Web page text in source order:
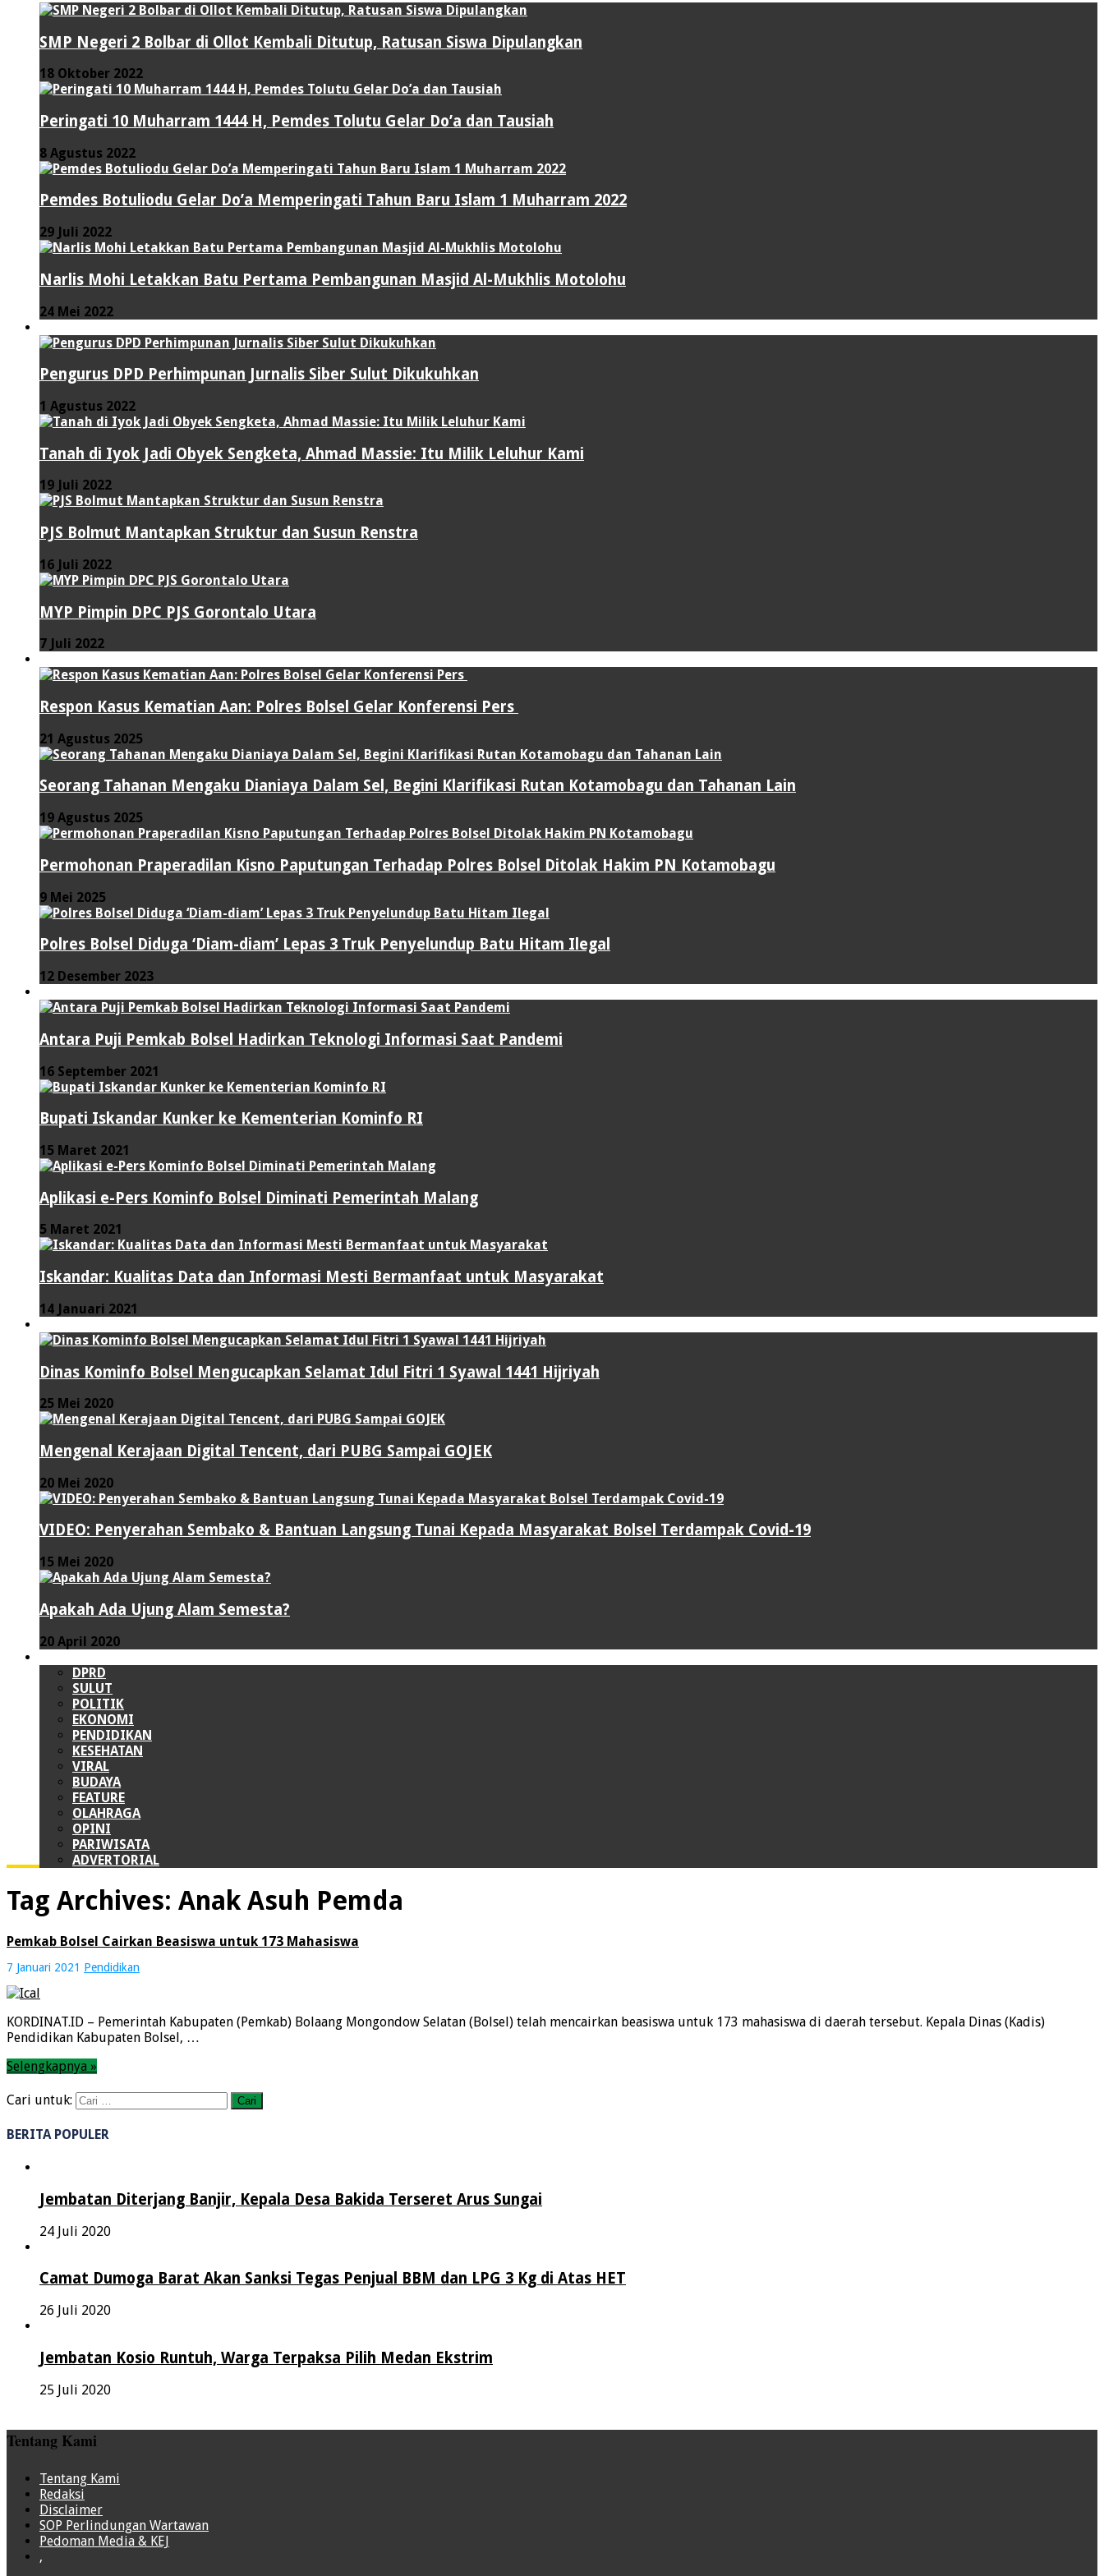
SMP Negeri 2 Bolbar di Ollot Kembali Ditutup, Ratusan Siswa Dipulangkan
18 Oktober 2022
Peringati 10 Muharram 1444 H, Pemdes Tolutu Gelar Do’a dan Tausiah
8 Agustus 2022
Pemdes Botuliodu Gelar Do’a Memperingati Tahun Baru Islam 1 Muharram 2022
29 Juli 2022
Narlis Mohi Letakkan Batu Pertama Pembangunan Masjid Al-Mukhlis Motolohu
24 Mei 2022
Pengurus DPD Perhimpunan Jurnalis Siber Sulut Dikukuhkan
1 Agustus 2022
Tanah di Iyok Jadi Obyek Sengketa, Ahmad Massie: Itu Milik Leluhur Kami
19 Juli 2022
PJS Bolmut Mantapkan Struktur dan Susun Renstra
16 Juli 2022
MYP Pimpin DPC PJS Gorontalo Utara
7 Juli 2022
Respon Kasus Kematian Aan: Polres Bolsel Gelar Konferensi Pers
21 Agustus 2025
Seorang Tahanan Mengaku Dianiaya Dalam Sel, Begini Klarifikasi Rutan Kotamobagu dan Tahanan Lain
19 Agustus 2025
Permohonan Praperadilan Kisno Paputungan Terhadap Polres Bolsel Ditolak Hakim PN Kotamobagu
9 Mei 2025
Polres Bolsel Diduga ‘Diam-diam’ Lepas 3 Truk Penyelundup Batu Hitam Ilegal
12 Desember 2023
Antara Puji Pemkab Bolsel Hadirkan Teknologi Informasi Saat Pandemi
16 September 2021
Bupati Iskandar Kunker ke Kementerian Kominfo RI
15 Maret 2021
Aplikasi e-Pers Kominfo Bolsel Diminati Pemerintah Malang
5 Maret 2021
Iskandar: Kualitas Data dan Informasi Mesti Bermanfaat untuk Masyarakat
14 Januari 2021
Dinas Kominfo Bolsel Mengucapkan Selamat Idul Fitri 1 Syawal 1441 Hijriyah
25 Mei 2020
Mengenal Kerajaan Digital Tencent, dari PUBG Sampai GOJEK
20 Mei 2020
VIDEO: Penyerahan Sembako & Bantuan Langsung Tunai Kepada Masyarakat Bolsel Terdampak Covid-19
15 Mei 2020
Apakah Ada Ujung Alam Semesta?
20 April 2020
DPRD
SULUT
POLITIK
EKONOMI
PENDIDIKAN
KESEHATAN
VIRAL
BUDAYA
FEATURE
OLAHRAGA
OPINI
PARIWISATA
ADVERTORIAL
Tag Archives: Anak Asuh Pemda
Pemkab Bolsel Cairkan Beasiswa untuk 173 Mahasiswa
7 Januari 2021 Pendidikan
KORDINAT.ID – Pemerintah Kabupaten (Pemkab) Bolaang Mongondow Selatan (Bolsel) telah mencairkan beasiswa untuk 173 mahasiswa di daerah tersebut. Kepala Dinas (Kadis)
Pendidikan Kabupaten Bolsel, …
Selengkapnya »
Cari untuk:
BERITA POPULER
Jembatan Diterjang Banjir, Kepala Desa Bakida Terseret Arus Sungai
24 Juli 2020
Camat Dumoga Barat Akan Sanksi Tegas Penjual BBM dan LPG 3 Kg di Atas HET
26 Juli 2020
Jembatan Kosio Runtuh, Warga Terpaksa Pilih Medan Ekstrim
25 Juli 2020
Tentang Kami
Tentang Kami
Redaksi
Disclaimer
SOP Perlindungan Wartawan
Pedoman Media & KEJ
,